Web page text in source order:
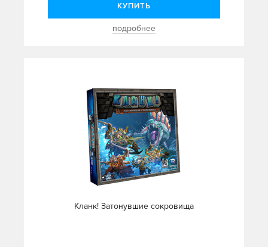
КУПИТЬ
подробнее
Кланк! Затонувшие сокровища